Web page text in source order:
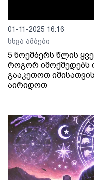
01-11-2025 16:16
სხვა ამბები
5 ნოემბერს წლის
როგორ იმოქმედებს
გააკეთოთ
აირიდოთ